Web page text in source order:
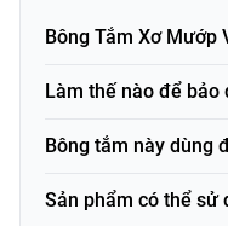
Thành phần và công
Thành phần
Bông tắm được làm
cắt gọn, phơi khô. Xơ
Xơ mướp thiên
Bông Tắm Xơ Mướp
Làm thế nào để
Bông tắm này dùng
Sản phẩm có thể sử